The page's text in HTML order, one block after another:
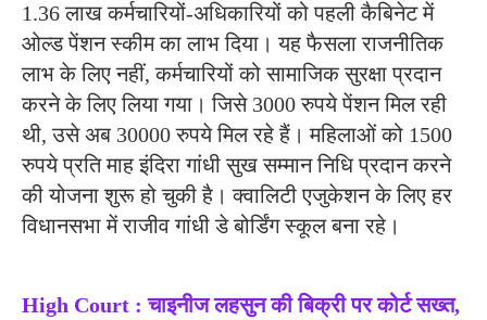
1.36 लाख कर्मचारियों-अधिकारियों को पहली कैबिनेट में
ओल्ड पेंशन स्कीम का लाभ दिया। यह फैसला राजनीतिक
लाभ के लिए नहीं, कर्मचारियों को सामाजिक सुरक्षा प्रदान
करने के लिए लिया गया। जिसे 3000 रुपये पेंशन मिल रही
थी, उसे अब 30000 रुपये मिल रहे हैं। महिलाओं को 1500
रुपये प्रति माह इंदिरा गांधी सुख सम्मान निधि प्रदान करने
की योजना शुरू हो चुकी है। क्वालिटी एजुकेशन के लिए हर
विधानसभा में राजीव गांधी डे बोर्डिंग स्कूल बना रहे।
High Court : चाइनीज लहसुन की बिक्री पर कोर्ट सख्‍त,